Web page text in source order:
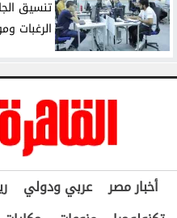
الرغبات
أخبار مصر عربي ودولي